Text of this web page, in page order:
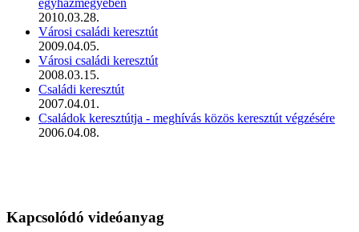
2010.03.28.
Városi családi keresztút
2009.04.05.
Városi családi keresztút
2008.03.15.
Családi keresztút
2007.04.01.
Családok keresztútja - meghívás közös keresztút végzésére
2006.04.08.
Kapcsolódó videóanyag